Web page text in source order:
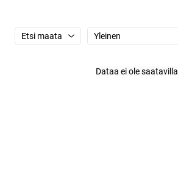
Etsi maata Yleinen
dataa ei ole saatavilla